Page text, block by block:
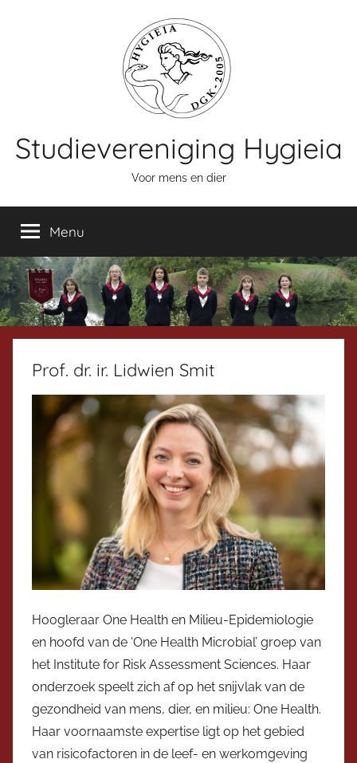
Studievereniging Hygieia
Voor mens en dier
Menu
Prof. dr. ir. Lidwien Smit
Hoogleraar One Health en Milieu-Epidemiologie
en hoofd van de ‘One Health Microbial’ groep van
het Institute for Risk Assessment Sciences. Haar
onderzoek speelt zich af op het snijvlak van de
gezondheid van mens, dier, en milieu: One Health.
Haar voornaamste expertise ligt op het gebied
van risicofactoren in de leef- en werkomgeving